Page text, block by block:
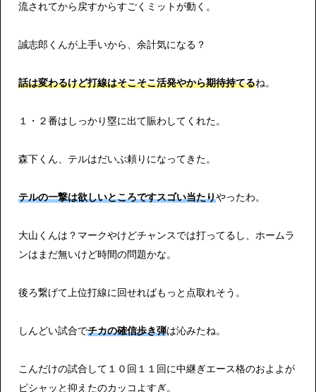
流されてから戻すからすごくミットが動く。
誠志郎くんが上手いから、余計気になる？
話は変わるけど打線はそこそこ活発やから期待持てるね。
１・２番はしっかり塁に出て賑わしてくれた。
森下くん、テルはだいぶ頼りになってきた。
テルの一撃は欲しいところですスゴい当たりやったわ。
大山くんは？マークやけどチャンスでは打ってるし、ホームラ
ンはまだ無いけど時間の問題かな。
後ろ繋げて上位打線に回せればもっと点取れそう。
しんどい試合でチカの確信歩き弾は沁みたね。
こんだけの試合して１０回１１回に中継ぎエース格のおよよが
ピシャッと抑えたのカッコよすぎ。